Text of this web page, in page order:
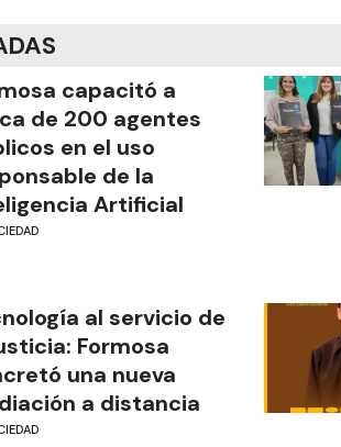
capacitó a
de 200 agentes
en el uso
de la
Artificial
al servicio de
Formosa
una nueva
a distancia